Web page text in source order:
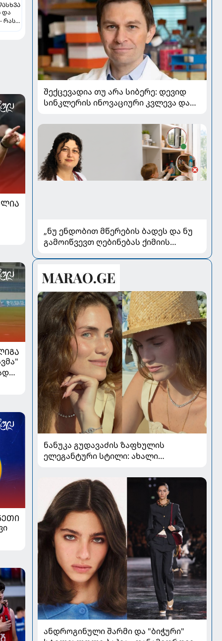
და
რას
შექცევადია თუ არა სიბერე: დევიდ
სინკლერის ინოვაციური კვლევა და
„ნუ ენდობით მწერების ბადეს და ნუ
გამოიწვევთ ღებინებას ქიმიის
პედიატრ სალომე ახვლედიანის
რჩევები
ნანუკა გუდავაძის ზაფხულის
ელეგანტური სტილი: ახალი
უნაკლო ბუნებრივობა
ანდროგინული შარმი და "ბიჭური"